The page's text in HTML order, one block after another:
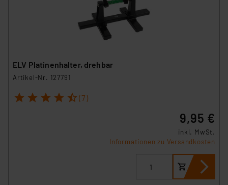
ELV Platinenhalter, drehbar
Artikel-Nr. 127791
1 2 3 4 5 (7)
9,95 €
inkl. MwSt.
Informationen zu Versandkosten